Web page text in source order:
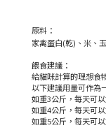
原料：
家禽蛋白(乾)、米、
餵食建議：
給貓咪計算的理想食
以下建議用量可作為
如重3公斤，每天可
如重4公斤，每天可
如重5公斤，每天可